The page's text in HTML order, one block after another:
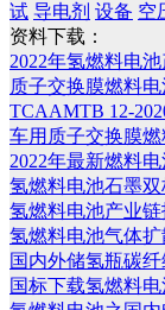
试 导电剂 设备 空
资料下载：
2022年氢燃料电
质子交换膜燃料
TCAAMTB 12-
车用质子交换膜
2022年最新燃料
氢燃料电池石墨
氢燃料电池产业
氢燃料电池气体
国内外储氢瓶碳
国标下载氢燃料